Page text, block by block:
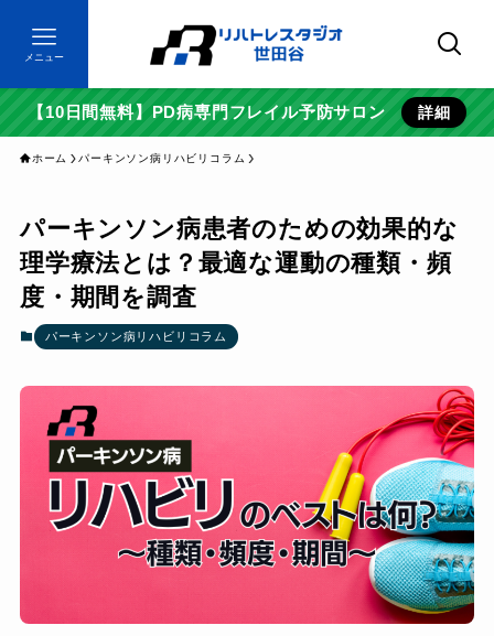
メニュー
【10日間無料】PD病専門フレイル予防サロン 詳細
ホーム パーキンソン病リハビリコラム
パーキンソン病患者のための効果的な
理学療法とは？最適な運動の種類・頻
度・期間を調査
パーキンソン病リハビリコラム